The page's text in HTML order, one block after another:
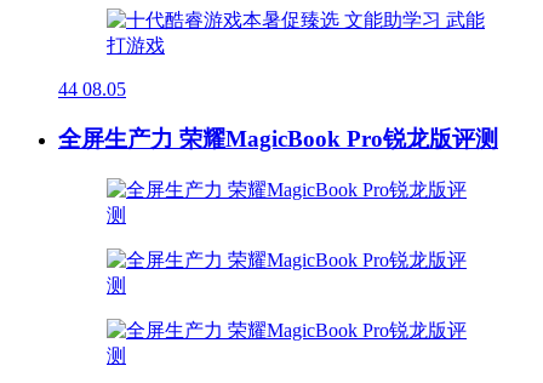
44 08.05
全屏生产力 荣耀MagicBook Pro锐龙版评测